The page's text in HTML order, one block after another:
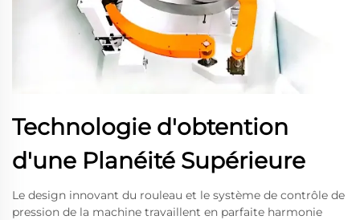
Technologie d'obtention
d'une Planéité Supérieure
Le design innovant du rouleau et le système de contrôle de
pression de la machine travaillent en parfaite harmonie